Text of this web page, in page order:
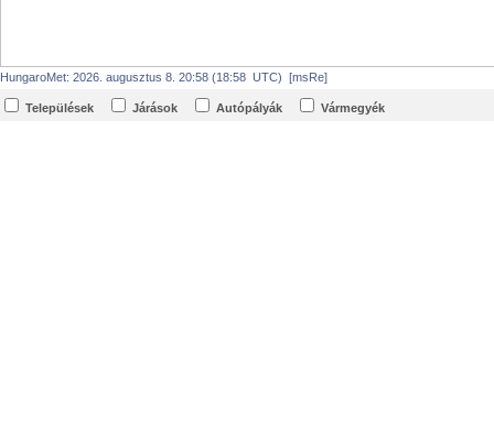
HungaroMet: 2026. augusztus 8. 20:58 (18:58 UTC) [msRe]
Települések Járások Autópályák Vármegyék